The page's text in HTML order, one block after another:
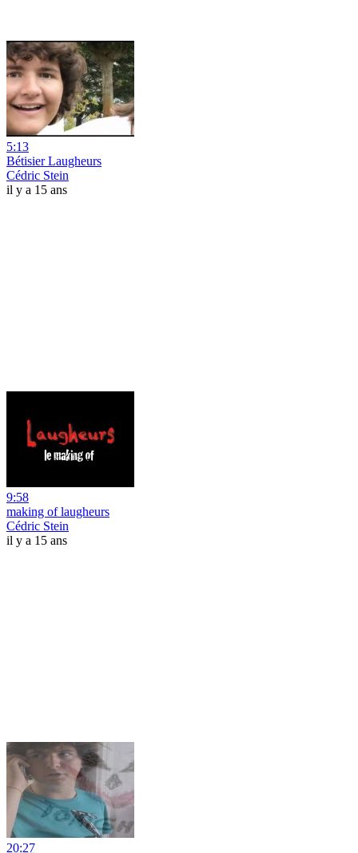
5:13
Bétisier Laugheurs
Cédric Stein
il y a 15 ans
9:58
making of laugheurs
Cédric Stein
il y a 15 ans
20:27